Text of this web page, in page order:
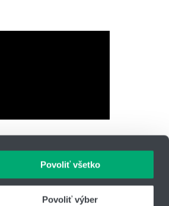
Povoliť všetko
Povoliť výber